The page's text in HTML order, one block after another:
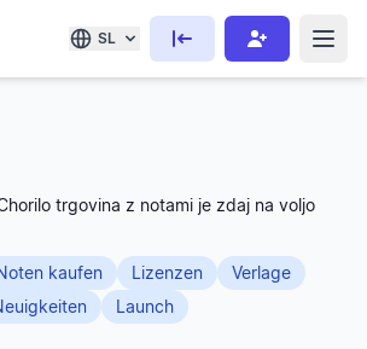
SL
trgovina z notami je zdaj na voljo
kaufen Lizenzen
Verlage
Launch